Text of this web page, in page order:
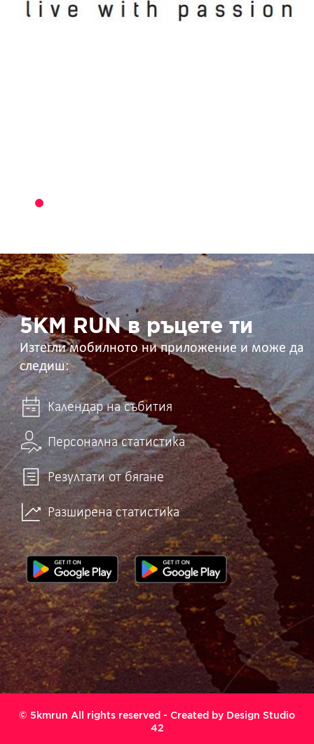
5KM
RUN
в
ръцете
ти 5KM RUN в ръцете ти
Изтегли мобилното ни приложение и може да
следиш:
Календар на събития
Персонална статистика
Резултати от бягане
Разширена статистика
© 5kmrun All rights reserved - Created by Design Studio
42